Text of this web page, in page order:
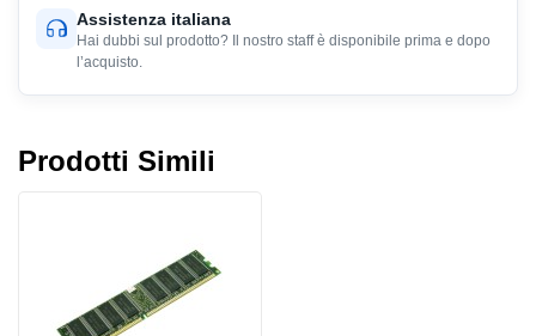
Assistenza italiana
Hai dubbi sul prodotto? Il nostro staff è disponibile prima e dopo
l’acquisto.
Prodotti Simili